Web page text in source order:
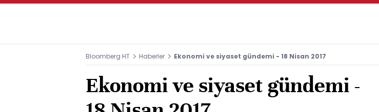
Bloomberg HT Haberler Ekonomi ve siyaset gündemi - 18 Nisan 2017
Ekonomi ve siyaset gündemi -